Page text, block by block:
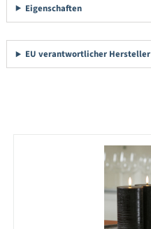
Eigenschaften
EU verantwortlicher Hersteller